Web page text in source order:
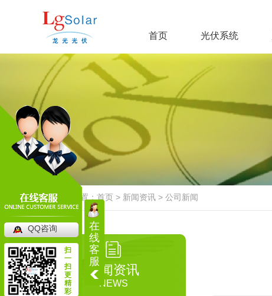
首页 光伏系统
当前位置： 首页 > 新闻资讯 > 公司新闻
新闻资讯
NEWS
在
线
客
服
QQ咨询
扫
一
扫
更
精
彩